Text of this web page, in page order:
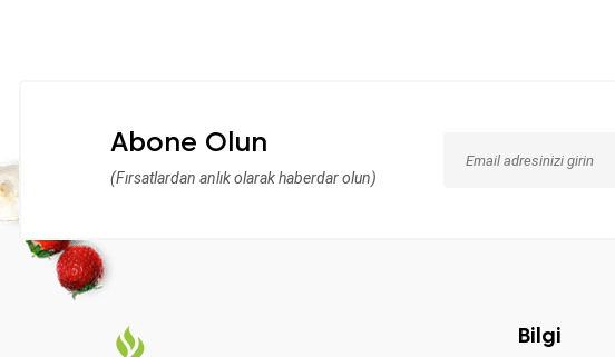
Abone Olun
(Fırsatlardan anlık olarak haberdar olun)
Bilgi